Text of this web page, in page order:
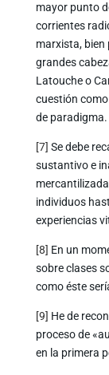
mayor punto
corrientes
marxista,
grandes
Latouche o
cuestión
de paradigma.
[7] Se debe
sustantivo e
individuos
experiencias
[8] En un
sobre clases
como éste
[9] He de
proceso de
en la primera